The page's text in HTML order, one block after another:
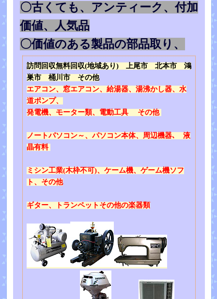
〇古くても、アンティーク、付加
価値、人気品
〇価値のある製品の部品取り、
訪問回収無料回収(地域あり) 上尾市 北本市 鴻
巣市 桶川市 その他
エアコン、窓エアコン、給湯器、湯沸かし器、水
道ポンプ、
発電機、モーター類、電動工具 その他
ノートパソコン～、パソコン本体、周辺機器､ 液
晶有料
ミシン工業(木枠不可)、ケーム機、ゲーム機ソフ
ト、その他
ギター、トランペットその他の楽器類